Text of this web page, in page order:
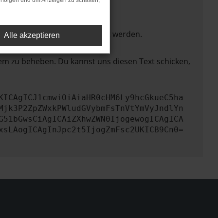
nicht mehr unterstützt werden.
zu beheben. Du kannst uns diesen Text schicken,
Alle akzeptieren